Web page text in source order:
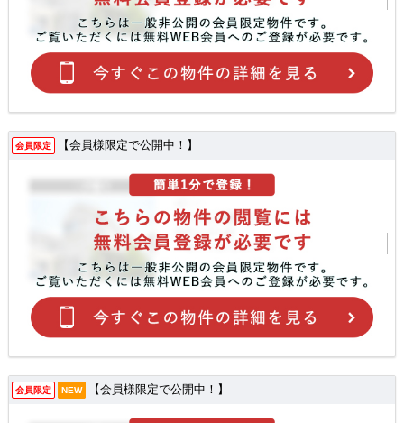
会員限定 【会員様限定で公開中！】
会員限定 NEW 【会員様限定で公開中！】